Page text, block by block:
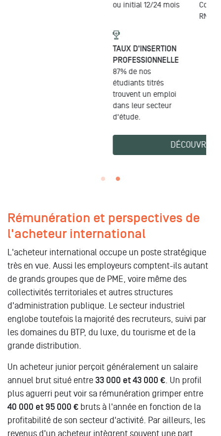
Commercialetitre
Rémunération et perspectives de
l'acheteur international
L'acheteur international occupe un poste stratégique
très en vue. Aussi les employeurs comptent-ils autant
de grands groupes que de PME, voire même des
collectivités territoriales et autres structures
d'administration publique. Le secteur industriel
englobe toutefois la majorité des recruteurs, suivi par
les domaines du BTP, du luxe, du tourisme et de la
grande distribution.
Un acheteur junior perçoit généralement un salaire
annuel brut situé entre 33 000 et 43 000 €. Un profil
plus aguerri peut voir sa rémunération grimper entre
40 000 et 95 000 € bruts à l'année en fonction de la
profitabilité de son secteur d'activité. Par ailleurs, les
revenus d'un acheteur intègrent souvent une part